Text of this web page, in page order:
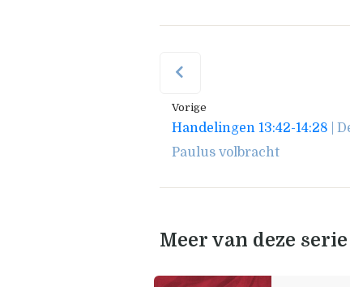
Vorige
Handelingen 13:42-14:28 |
Paulus volbracht
Meer van deze serie